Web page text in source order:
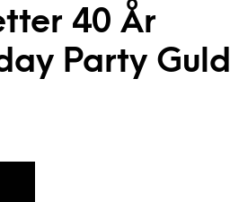
40 År
Party Guld